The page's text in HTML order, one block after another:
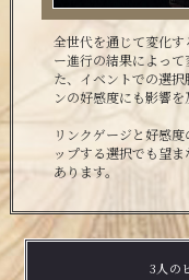
全世代を通じて変化
ー進行の結果によっ
た、イベントでの選
ンの好感度にも影響を
リンクゲージと好感
ップする選択でも望
あります。
3人の